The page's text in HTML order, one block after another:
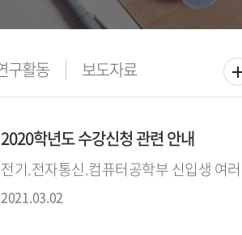
2020학년도 수강신청 관련 안내
전기.전자통신.컴퓨터공학부 신입생 여
2021.03.02